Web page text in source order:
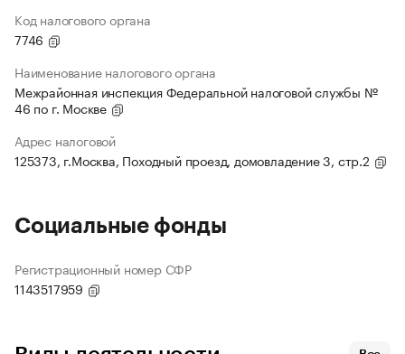
Код налогового органа
7746
Наименование налогового органа
Межрайонная инспекция Федеральной налоговой службы №
46 по г. Москве
Адрес налоговой
125373, г.Москва, Походный проезд, домовладение 3, стр.2
Социальные фонды
Регистрационный номер СФР
1143517959